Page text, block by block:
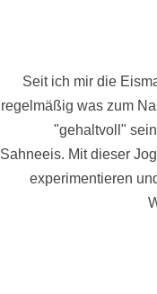
Seit ich mir die
regelmäßig was zum
"gehaltvoll"
Sahneeis. Mit dieser
experimentieren